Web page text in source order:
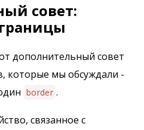
совет:
дополнительный совет
которые мы обсуждали -
border .
связанное с